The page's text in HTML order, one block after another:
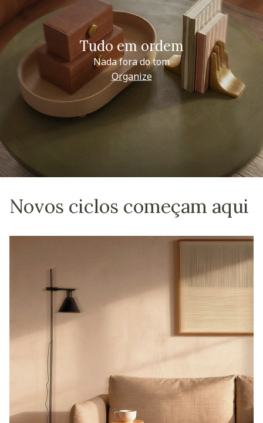
Tudo em ordem
Nada fora do tom
Organize
Novos ciclos começam aqui